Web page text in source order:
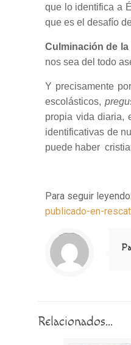
que lo identifica a
que es el desafío
Culminación de
nos sea del todo
Y precisamente
escolásticos,
propia vida diaria,
identificativas de
puede haber
Para seguir
publicado-en-
Notice
: Trying to access array offset on value of type null in
/home/misioner/public_html/padresblancos/themes/betheme/includes/content-single.php
on line
286
Relacionados...